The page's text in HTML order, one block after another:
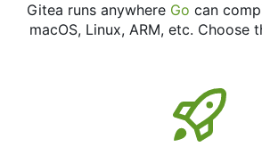
Gitea runs anywhere Go can
macOS, Linux, ARM, etc. Choose